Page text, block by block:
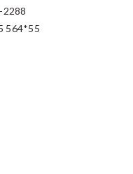
2288
564*55